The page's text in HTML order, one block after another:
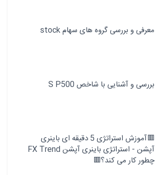
معرفی و بررسی گروه های سهام stock
بررسی و آشنایی با شاخص S P500
🟥آموزش استراتژی 5 دقیقه ای باینری
آپشن - استراتژی باینری آپشن FX Trend
چطور کار می کند؟🟥